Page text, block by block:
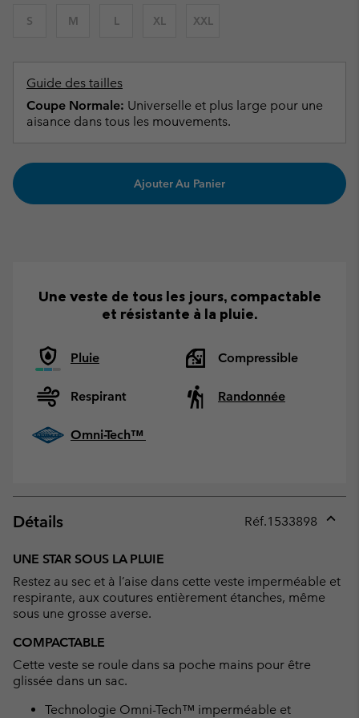
S M L XL XXL
Guide des tailles
Coupe Normale: Universelle et plus large pour une
aisance dans tous les mouvements.
Ajouter Au Panier
Une veste de tous les jours, compactable
et résistante à la pluie.
Pluie Compressible
Respirant Randonnée
Omni-Tech™
Détails Réf.1533898
UNE STAR SOUS LA PLUIE
Restez au sec et à l’aise dans cette veste imperméable et
respirante, aux coutures entièrement étanches, même
sous une grosse averse.
COMPACTABLE
Cette veste se roule dans sa poche mains pour être
glissée dans un sac.
Technologie Omni-Tech™ imperméable et